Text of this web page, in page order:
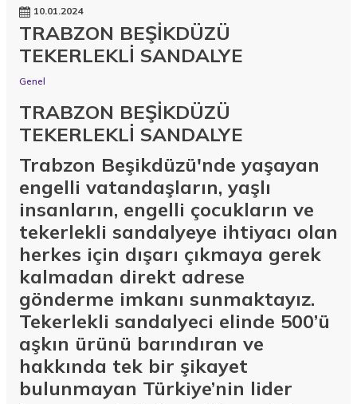
10.01.2024
TRABZON BEŞİKDÜZÜ
TEKERLEKLİ SANDALYE
Genel
TRABZON BEŞİKDÜZÜ
TEKERLEKLİ SANDALYE
Trabzon Beşikdüzü'nde yaşayan
engelli vatandaşların, yaşlı
insanların, engelli çocukların ve
tekerlekli sandalyeye ihtiyacı olan
herkes için dışarı çıkmaya gerek
kalmadan direkt adrese
gönderme imkanı sunmaktayız.
Tekerlekli sandalyeci elinde 500’ü
aşkın ürünü barındıran ve
hakkında tek bir şikayet
bulunmayan Türkiye’nin lider